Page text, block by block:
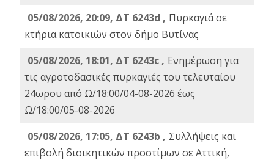
05/08/2026, 20:09, ΔΤ 6243d , Πυρκαγιά σε
κτήρια κατοικιών στον δήμο Βυτίνας
05/08/2026, 18:01, ΔΤ 6243c , Ενημέρωση για
τις αγροτοδασικές πυρκαγιές του τελευταίου
24ωρου από Ω/18:00/04-08-2026 έως
Ω/18:00/05-08-2026
05/08/2026, 17:05, ΔΤ 6243b , Συλλήψεις και
επιβολή διοικητικών προστίμων σε Αττική,